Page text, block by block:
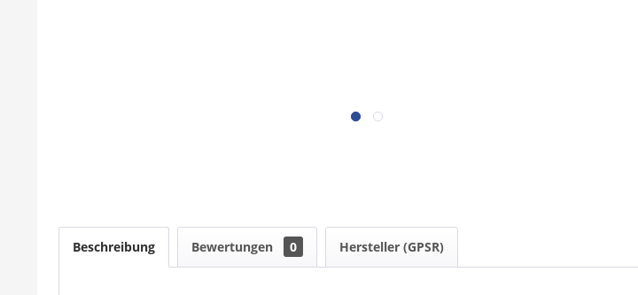
Beschreibung Bewertungen 0 Hersteller (GPSR)